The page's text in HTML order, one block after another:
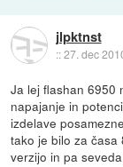
jlpktnst
::27. dec
Ja lej flashan 6950
napajanje in
izdelave
tako je bilo za časa
verzijo in pa